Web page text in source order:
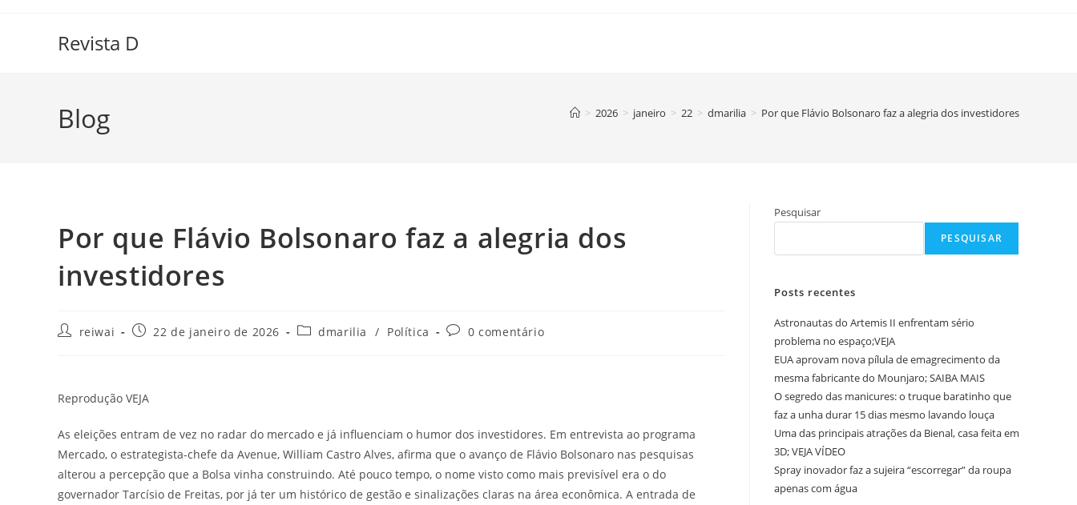
Revista D
Blog > 2026 > janeiro > 22 > dmarilia > Por que Flávio Bolsonaro faz a alegria dos investidores
Por que Flávio Bolsonaro faz a alegria dos
investidores
Autorreiwai
Post22 de janeiro de 2026
Categoria
dmarilia / Política
Comentários
0 comentário
Reprodução VEJA
As eleições entram de vez no radar do mercado e já influenciam o humor dos investidores. Em entrevista ao programa
Mercado, o estrategista-chefe da Avenue, William Castro Alves, afirma que o avanço de Flávio Bolsonaro nas pesquisas
alterou a percepção que a Bolsa vinha construindo. Até pouco tempo, o nome visto como mais previsível era o do
governador Tarcísio de Freitas, por já ter um histórico de gestão e sinalizações claras na área econômica. A entrada de
Pesquisar
PESQUISAR
Posts recentes
Astronautas do Artemis II enfrentam sério
problema no espaço;VEJA
EUA aprovam nova pílula de emagrecimento da
mesma fabricante do Mounjaro; SAIBA MAIS
O segredo das manicures: o truque baratinho que
faz a unha durar 15 dias mesmo lavando louça
Uma das principais atrações da Bienal, casa feita em
3D; VEJA VÍDEO
Spray inovador faz a sujeira “escorregar” da roupa
apenas com água